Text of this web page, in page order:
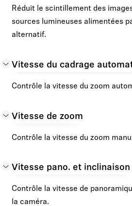
Réduit le scintillement des
sources lumineuses alimentées
alternatif.
Vitesse du cadrage
Contrôle la vitesse du zoom
Vitesse de zoom
Contrôle la vitesse du zoom
Vitesse pano. et inclinaison
Contrôle la vitesse de
la caméra.